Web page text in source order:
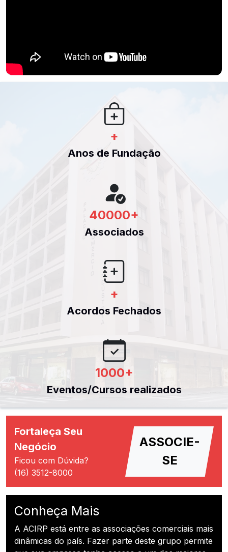
+
Anos de Fundação
40000+
Associados
+
Acordos Fechados
1000+
Eventos/Cursos realizados
Fortaleça Seu
Negócio
Ficou com Dúvida?
(16) 3512-8000
ASSOCIE-
SE
Conheça Mais
A ACIRP está entre as associações comerciais mais
dinâmicas do país. Fazer parte deste grupo permite